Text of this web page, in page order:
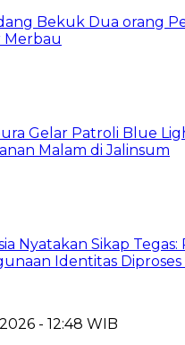
Bekuk Dua orang
Merbau
Gelar Patroli Blue
Malam di Jalinsum
Nyatakan Sikap
Identitas
- 12:48 WIB